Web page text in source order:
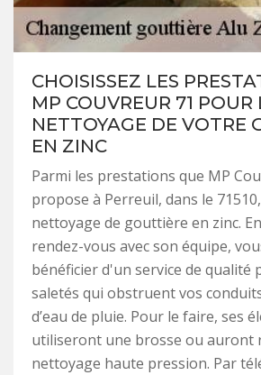
CHOISISSEZ LES
MP COUVREUR 71 POUR
NETTOYAGE DE VOTRE
EN ZINC
Parmi les prestations que MP
propose à Perreuil, dans le
nettoyage de gouttière en zinc.
rendez-vous avec son équipe,
bénéficier d'un service de qualité
saletés qui obstruent vos
d’eau de pluie. Pour le faire, ses
utiliseront une brosse ou auront
nettoyage haute pression. Par